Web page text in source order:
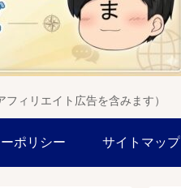
ィリエイト広告を含みます）
ポリシー サイトマップ